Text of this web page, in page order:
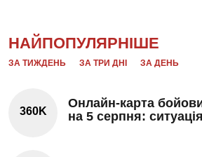
НАЙПОПУЛЯРНІШЕ
ЗА ТИЖДЕНЬ ЗА ТРИ ДНІ ЗА ДЕНЬ
360K
Онлайн-карта
на 5 серпня: